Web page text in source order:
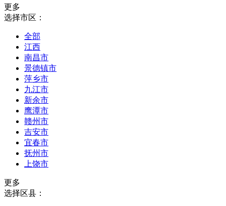
更多
选择市区：
全部
江西
南昌市
景德镇市
萍乡市
九江市
新余市
鹰潭市
赣州市
吉安市
宜春市
抚州市
上饶市
更多
选择区县：